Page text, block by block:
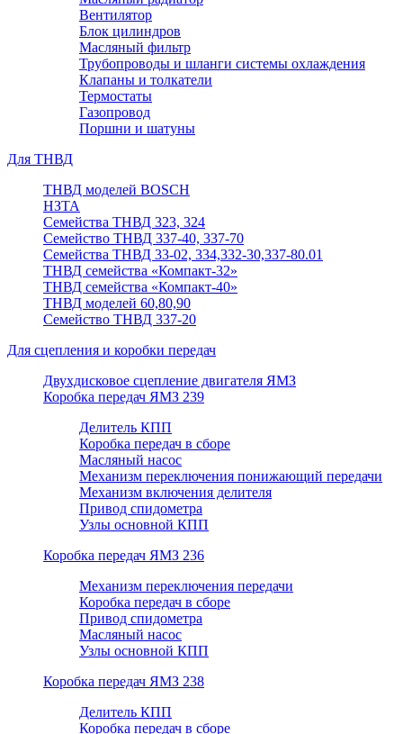
Вентилятор
Блок цилиндров
Масляный фильтр
Трубопроводы и шланги системы охлаждения
Клапаны и толкатели
Термостаты
Газопровод
Поршни и шатуны
Для ТНВД
ТНВД моделей BOSCH
НЗТА
Семейства ТНВД 323, 324
Семейство ТНВД 337-40, 337-70
Семейства ТНВД 33-02, 334,332-30,337-80.01
ТНВД семейства «Компакт-32»
ТНВД семейства «Компакт-40»
ТНВД моделей 60,80,90
Семейство ТНВД 337-20
Для сцепления и коробки передач
Двухдисковое сцепление двигателя ЯМЗ
Коробка передач ЯМЗ 239
Делитель КПП
Коробка передач в сборе
Масляный насос
Механизм переключения понижающий передачи
Механизм включения делителя
Привод спидометра
Узлы основной КПП
Коробка передач ЯМЗ 236
Механизм переключения передачи
Коробка передач в сборе
Привод спидометра
Масляный насос
Узлы основной КПП
Коробка передач ЯМЗ 238
Делитель КПП
Коробка передач в сборе